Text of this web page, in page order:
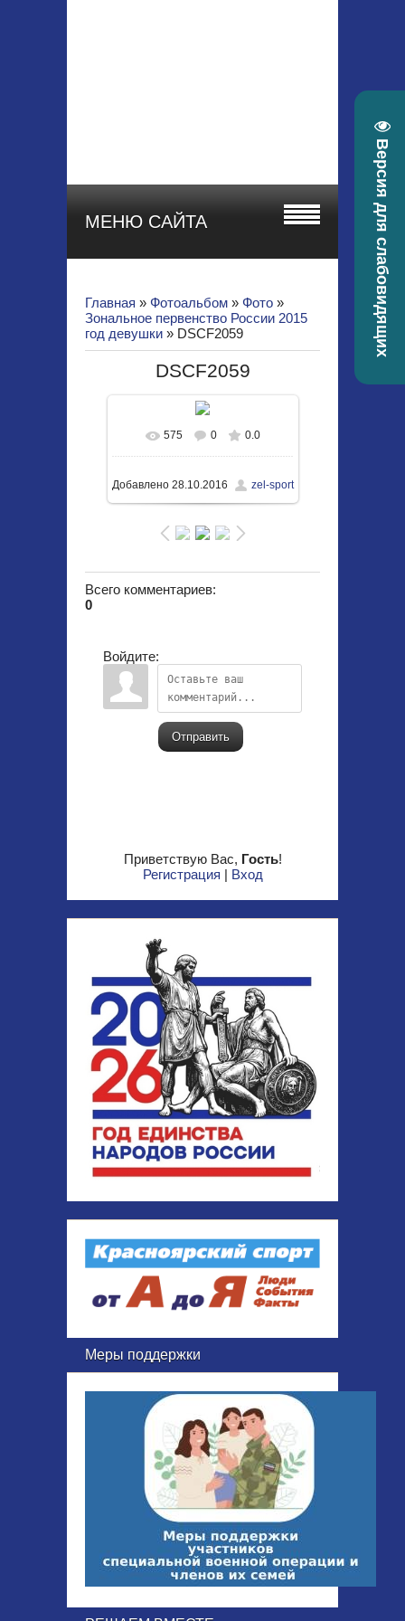
Версия для слабовидящих
МЕНЮ САЙТА
Главная » Фотоальбом » Фото »
Зональное первенство России 2015
год девушки » DSCF2059
DSCF2059
В реальном размере
1050x703/ 414.8Kb
575 0 0.0
Добавлено28.10.2016 zel-sport
Всего комментариев:
0
Войдите:
Отправить
Приветствую Вас, Гость!
Регистрация | Вход
Меры поддержки